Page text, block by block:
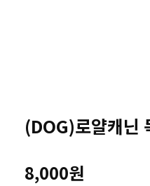
(DOG)로얄캐닌
8,000원